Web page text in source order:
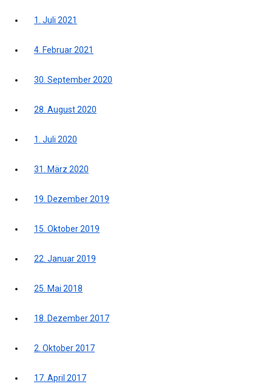
1. Juli 2021
4. Februar 2021
30. September 2020
28. August 2020
1. Juli 2020
31. März 2020
19. Dezember 2019
15. Oktober 2019
22. Januar 2019
25. Mai 2018
18. Dezember 2017
2. Oktober 2017
17. April 2017